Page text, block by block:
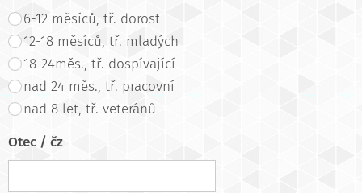
6-12 měsíců, tř. dorost
12-18 měsíců, tř. mladých
18-24měs., tř. dospívající
nad 24 měs., tř. pracovní
nad 8 let, tř. veteránů
Otec / čz